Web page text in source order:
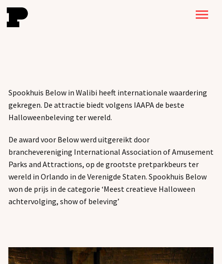
Spookhuis Below in Walibi heeft internationale waardering
gekregen. De attractie biedt volgens IAAPA de beste
Halloweenbeleving ter wereld.
De award voor Below werd uitgereikt door
branchevereniging International Association of Amusement
Parks and Attractions, op de grootste pretparkbeurs ter
wereld in Orlando in de Verenigde Staten. Spookhuis Below
won de prijs in de categorie ‘Meest creatieve Halloween
achtervolging, show of beleving’